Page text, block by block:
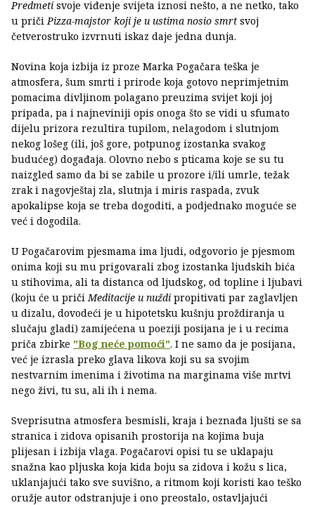
Predmeti svoje viđenje svijeta iznosi nešto, a ne netko, tako
u priči Pizza-majstor koji je u ustima nosio smrt svoj
četverostruko izvrnuti iskaz daje jedna dunja.
Novina koja izbija iz proze Marka Pogačara teška je
atmosfera, šum smrti i prirode koja gotovo neprimjetnim
pomacima divljinom polagano preuzima svijet koji joj
pripada, pa i najneviniji opis onoga što se vidi u sfumato
dijelu prizora rezultira tupilom, nelagodom i slutnjom
nekog lošeg (ili, još gore, potpunog izostanka svakog
budućeg) događaja. Olovno nebo s pticama koje se su tu
naizgled samo da bi se zabile u prozore i/ili umrle, težak
zrak i nagovještaj zla, slutnja i miris raspada, zvuk
apokalipse koja se treba dogoditi, a podjednako moguće se
već i dogodila.
U Pogačarovim pjesmama ima ljudi, odgovorio je pjesmom
onima koji su mu prigovarali zbog izostanka ljudskih bića
u stihovima, ali ta distanca od ljudskog, od topline i ljubavi
(koju će u priči Meditacije u nuždi propitivati par zaglavljen
u dizalu, dovodeći je u hipotetsku kušnju proždiranja u
slučaju gladi) zamijećena u poeziji posijana je i u recima
priča zbirke "Bog neće pomoći". I ne samo da je posijana,
već je izrasla preko glava likova koji su sa svojim
nestvarnim imenima i životima na marginama više mrtvi
nego živi, tu su, ali ih i nema.
Sveprisutna atmosfera besmisli, kraja i beznađa ljušti se sa
stranica i zidova opisanih prostorija na kojima buja
plijesan i izbija vlaga. Pogačarovi opisi tu se uklapaju
snažna kao pljuska koja kida boju sa zidova i kožu s lica,
uklanjajući tako sve suvišno, a ritmom koji koristi kao teško
oružje autor odstranjuje i ono preostalo, ostavljajući